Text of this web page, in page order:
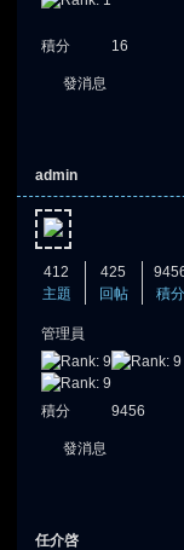
積分 16
發消息
admin
412
主題
425
回帖
積分
管理員
積分 9456
發消息
任介啓